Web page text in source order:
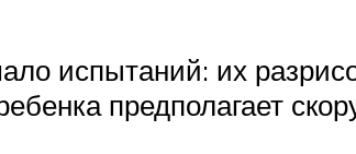
испытаний: их
предполагает